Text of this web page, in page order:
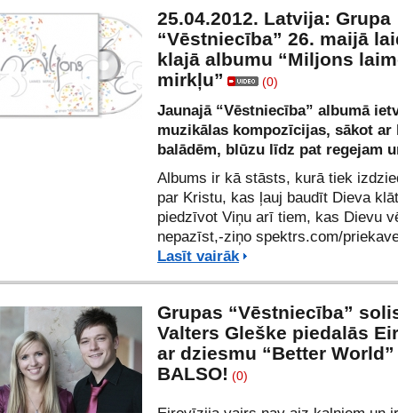
25.04.2012. Latvija: Grupa
“Vēstniecība” 26. maijā
klajā albumu “Miljons
mirkļu”
(0)
Jaunajā “Vēstniecība” albumā
muzikālas kompozīcijas, sākot ar
balādēm, blūzu līdz pat regejam
Albums ir kā stāsts, kurā tiek
par Kristu, kas ļauj baudīt Dieva
piedzīvot Viņu arī tiem, kas Dievu
nepazīst,-ziņo spektrs.com/
Lasīt vairāk
Grupas “Vēstniecība”
Valters Gleške piedalās
ar dziesmu “Better
BALSO! (0)